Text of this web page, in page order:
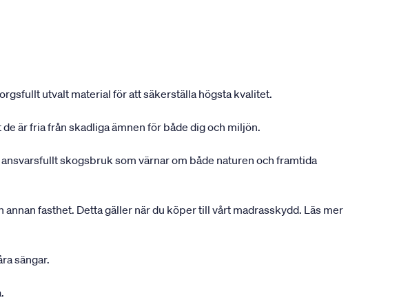
utvalt material för att säkerställa högsta kvalitet.
är fria från skadliga ämnen för både dig och miljön.
skogsbruk som värnar om både naturen och framtida
fasthet. Detta gäller när du köper till vårt madrasskydd. Läs mer
sängar.